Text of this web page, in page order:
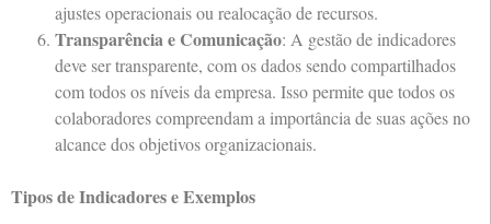
ajustes operacionais ou realocação de recursos.
Transparência e Comunicação: A gestão de indicadores
deve ser transparente, com os dados sendo compartilhados
com todos os níveis da empresa. Isso permite que todos os
colaboradores compreendam a importância de suas ações no
alcance dos objetivos organizacionais.
Tipos de Indicadores e Exemplos